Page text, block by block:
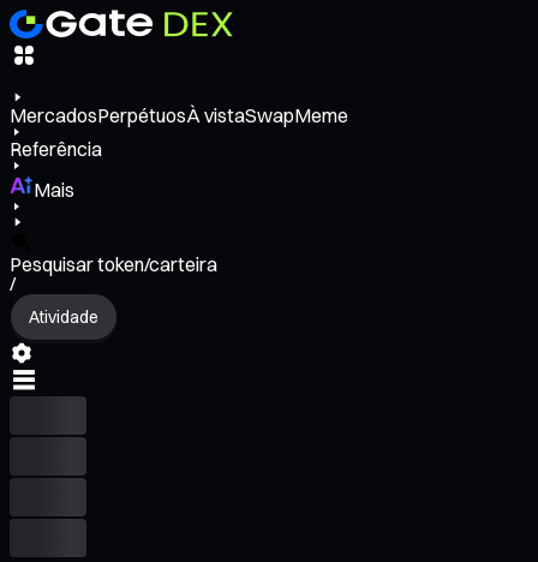
MercadosPerpétuosÀ vistaSwapMeme
Referência
Mais
Pesquisar token/carteira
/
Atividade